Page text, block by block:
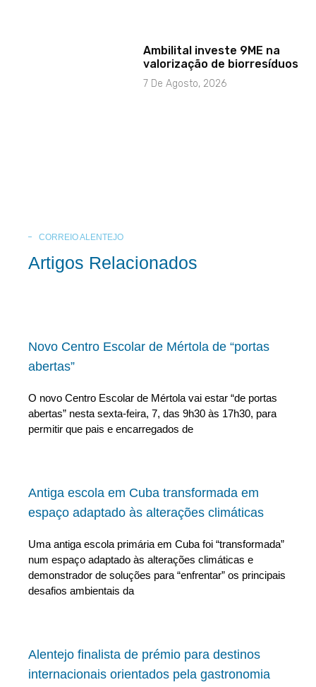
Ambilital investe 9ME na
valorização de biorresíduos
7 De Agosto, 2026
CORREIO ALENTEJO
Artigos Relacionados
Novo Centro Escolar de Mértola de “portas
abertas”
O novo Centro Escolar de Mértola vai estar “de portas
abertas” nesta sexta-feira, 7, das 9h30 às 17h30, para
permitir que pais e encarregados de
Antiga escola em Cuba transformada em
espaço adaptado às alterações climáticas
Uma antiga escola primária em Cuba foi “transformada”
num espaço adaptado às alterações climáticas e
demonstrador de soluções para “enfrentar” os principais
desafios ambientais da
Alentejo finalista de prémio para destinos
internacionais orientados pela gastronomia